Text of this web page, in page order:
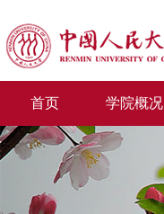
首页 学院概况